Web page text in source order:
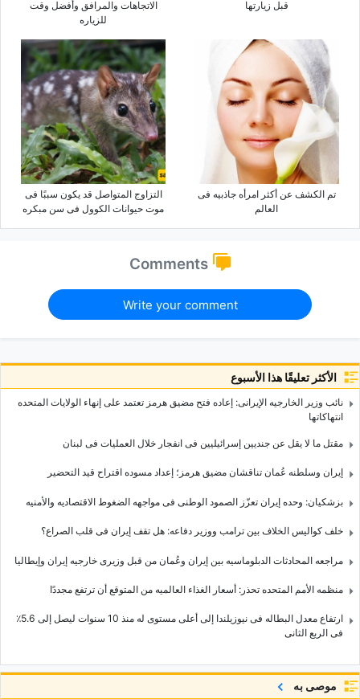
قبل زیارتها
الاتجاهات والمرافق وأفضل وقت
للزیاره
تم الکشف عن أکثر امرأه جاذبیه فی
العالم
التزاوج المتواصل قد یکون سببًا فی
موت حیوانات الکوول فی سن مبکره
Comments
Write your comment
الأكثر تعليقًا هذا الأسبوع
نائب وزیر الخارجیه الإیرانی: إعاده فتح مضیق هرمز تعتمد على إنهاء الولایات المتحده
انتهاکاتها
مقتل ما لا یقل عن جندیین إسرائیلیین فی انفجار خلال العملیات فی لبنان
إیران وسلطنه عُمان تناقشان مضیق هرمز؛ إعداد مسوده اقتراح قید التحضیر
بزشکیان: وحده إیران تعزّز الصمود الوطنی فی مواجهه الضغوط الاقتصادیه والأمنیه
خلف کوالیس الخلاف بین ترامب ووزیر دفاعه: هل تقف إیران فی قلب الصراع؟
مراجعه المحادثات الدبلوماسیه بین إیران وعُمان من قبل وزیری خارجیه إیران وإیطالیا
منظمه الأمم المتحده تحذر: أسعار الغذاء العالمیه من المتوقع أن ترتفع مجددًا
ارتفاع معدل البطاله فی نیوزیلندا إلى أعلى مستوى له منذ 10 سنوات لیصل إلى 5.6٪
فی الربع الثانی
موصى به